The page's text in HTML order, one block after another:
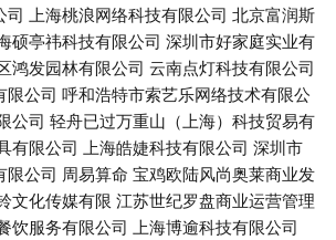
司 上海桃浪网络科技有限公司 北京富润斯
硕亭祎科技有限公司 深圳市好家庭实业有
鸿发园林有限公司 云南点灯科技有限公司
限公司 呼和浩特市索艺乐网络技术有限公
公司 轻舟已过万重山（上海）科技贸易有
有限公司 上海皓婕科技有限公司 深圳市
限公司 周易算命 宝鸡欧陆风尚奥莱商业发
文化传媒有限 江苏世纪罗盘商业运营管理
饮服务有限公司 上海博逾科技有限公司